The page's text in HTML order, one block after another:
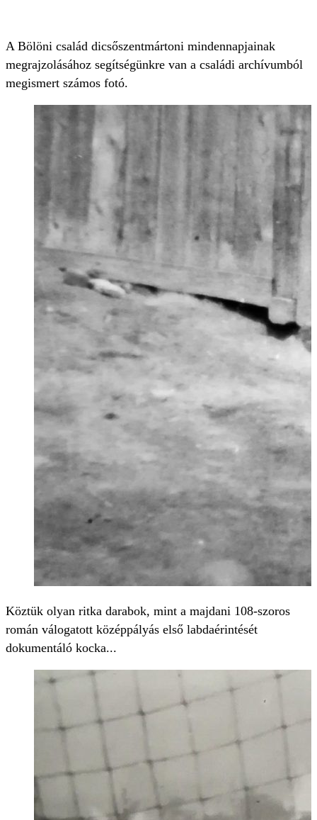
A Bölöni család dicsőszentmártoni mindennapjainak
megrajzolásához segítségünkre van a családi archívumból
megismert számos fotó.
Köztük olyan ritka darabok, mint a majdani 108-szoros
román válogatott középpályás első labdaérintését
dokumentáló kocka...